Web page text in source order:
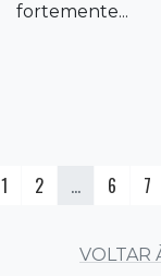
fortemente...
1 2 ... 6 7
VOLTAR